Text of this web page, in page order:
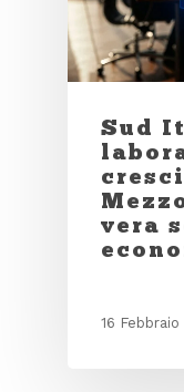
Sud
vera
16